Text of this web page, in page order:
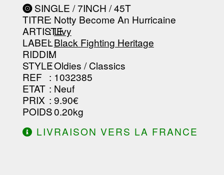
----------------
-----------------------------------------
-----------------------------------------
-----------------------------------------
--------------------------------
SINGLE / 7INCH / 45T
TITRE: Notty Become An Hurricaine
ARTISTE
:Livy
LABEL
:Black Fighting Heritage
RIDDIM
:
STYLE: Oldies / Classics
REF : 1032385
ETAT : Neuf
PRIX : 9.90€
POIDS: 0.20kg
LIVRAISON VERS LA FRANCE